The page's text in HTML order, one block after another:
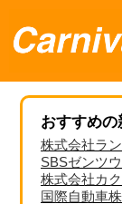
おすすめの
株式会社ラ
SBSゼンツ
株式会社カ
国際自動車